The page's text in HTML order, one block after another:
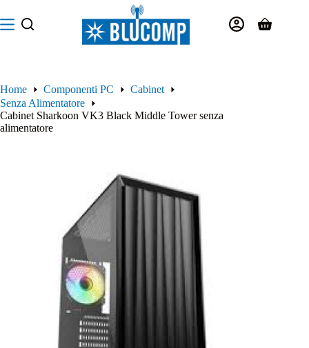
al
contenuto
Carrello
Home Componenti PC
Cabinet
Senza Alimentatore
Cabinet Sharkoon VK3 Black Middle Tower senza
alimentatore